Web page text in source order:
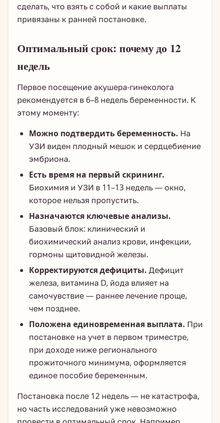
сделать, что взять с собой и какие выплаты
привязаны к ранней постановке.
Оптимальный срок: почему до 12
недель
Первое посещение акушера-гинеколога
рекомендуется в 6–8 недель беременности. К
этому моменту:
Можно подтвердить беременность. На
УЗИ виден плодный мешок и сердцебиение
эмбриона.
Есть время на первый скрининг.
Биохимия и УЗИ в 11–13 недель — окно,
которое нельзя пропустить.
Назначаются ключевые анализы.
Базовый блок: клинический и
биохимический анализ крови, инфекции,
гормоны щитовидной железы.
Корректируются дефициты. Дефицит
железа, витамина D, йода влияет на
самочувствие — раннее лечение проще,
чем позднее.
Положена единовременная выплата. При
постановке на учет в первом триместре,
при доходе ниже регионального
прожиточного минимума, оформляется
единое пособие беременным.
Постановка после 12 недель — не катастрофа,
но часть исследований уже невозможно